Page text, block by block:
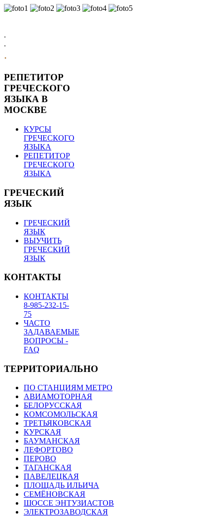
.
.
.
РЕПЕТИТОР
ГРЕЧЕСКОГО
ЯЗЫКА В
МОСКВЕ
КУРСЫ
ГРЕЧЕСКОГО
ЯЗЫКА
РЕПЕТИТОР
ГРЕЧЕСКОГО
ЯЗЫКА
ГРЕЧЕСКИЙ
ЯЗЫК
ГРЕЧЕСКИЙ
ЯЗЫК
ВЫУЧИТЬ
ГРЕЧЕСКИЙ
ЯЗЫК
КОНТАКТЫ
КОНТАКТЫ
8-985-232-15-
75
ЧАСТО
ЗАДАВАЕМЫЕ
ВОПРОСЫ -
FAQ
ТЕРРИТОРИАЛЬНО
ПО СТАНЦИЯМ МЕТРО
АВИАМОТОРНАЯ
БЕЛОРУССКАЯ
КОМСОМОЛЬСКАЯ
ТРЕТЬЯКОВСКАЯ
КУРСКАЯ
БАУМАНСКАЯ
ЛЕФОРТОВО
ПЕРОВО
ТАГАНСКАЯ
ПАВЕЛЕЦКАЯ
ПЛОЩАДЬ ИЛЬИЧА
СЕМЁНОВСКАЯ
ШОССЕ ЭНТУЗИАСТОВ
ЭЛЕКТРОЗАВОДСКАЯ